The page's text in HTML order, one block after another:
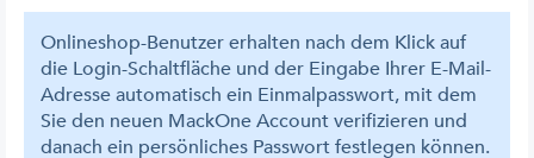
Onlineshop-Benutzer erhalten nach dem Klick auf
die Login-Schaltfläche und der Eingabe Ihrer E-Mail-
Adresse automatisch ein Einmalpasswort, mit dem
Sie den neuen MackOne Account verifizieren und
danach ein persönliches Passwort festlegen können.